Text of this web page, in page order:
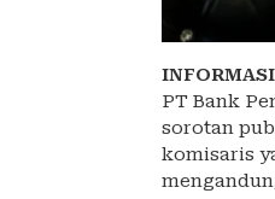
PT Bank
sorotan
komisaris